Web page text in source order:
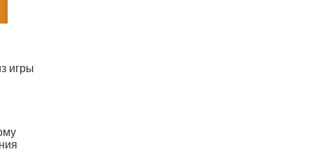
игры